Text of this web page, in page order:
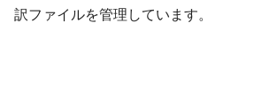
訳ファイルを管理しています。